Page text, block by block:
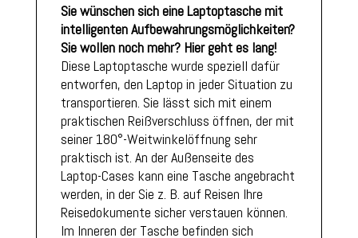
Sie wünschen sich eine Laptoptasche mit
intelligenten Aufbewahrungsmöglichkeiten?
Sie wollen noch mehr? Hier geht es lang!
Diese Laptoptasche wurde speziell dafür
entworfen, den Laptop in jeder Situation zu
transportieren. Sie lässt sich mit einem
praktischen Reißverschluss öffnen, der mit
seiner 180°-Weitwinkelöffnung sehr
praktisch ist. An der Außenseite des
Laptop-Cases kann eine Tasche angebracht
werden, in der Sie z. B. auf Reisen Ihre
Reisedokumente sicher verstauen können.
Im Inneren der Tasche befinden sich